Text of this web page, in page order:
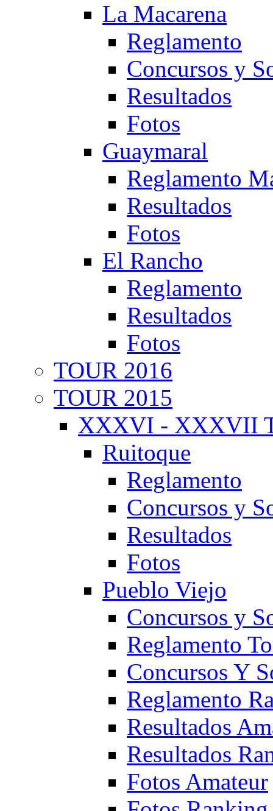
La Macarena
Reglamento
Concursos y
Resultados
Fotos
Guaymaral
Reglamento
Resultados
Fotos
El Rancho
Reglamento
Resultados
Fotos
TOUR 2016
TOUR 2015
XXXVI - XXXVII
Ruitoque
Reglamento
Concursos y
Resultados
Fotos
Pueblo Viejo
Concursos y
Reglamento
Concursos Y
Reglamento
Resultados
Resultados
Fotos Amateur